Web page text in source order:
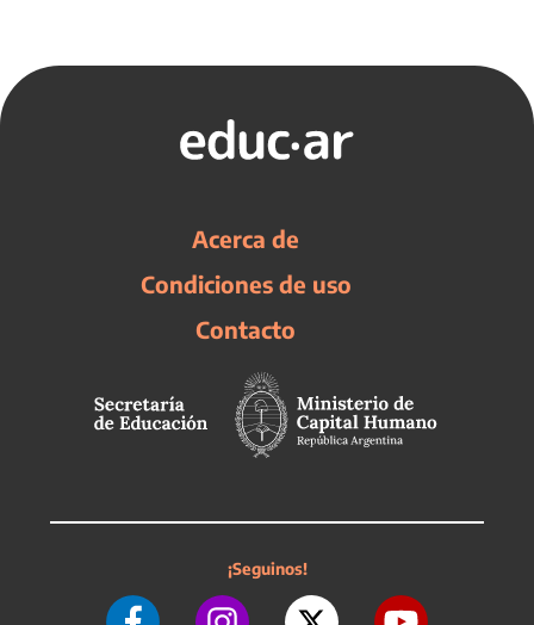
Acerca de
Condiciones de uso
Contacto
¡Seguinos!